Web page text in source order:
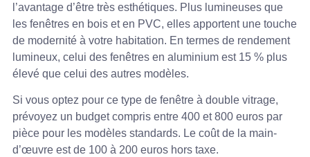
l’avantage d’être très esthétiques. Plus lumineuses que
les fenêtres en bois et en PVC, elles apportent une touche
de modernité à votre habitation. En termes de rendement
lumineux, celui des fenêtres en aluminium est 15 % plus
élevé que celui des autres modèles.
Si vous optez pour ce type de fenêtre à double vitrage,
prévoyez un budget compris entre 400 et 800 euros par
pièce pour les modèles standards. Le coût de la main-
d’œuvre est de 100 à 200 euros hors taxe.